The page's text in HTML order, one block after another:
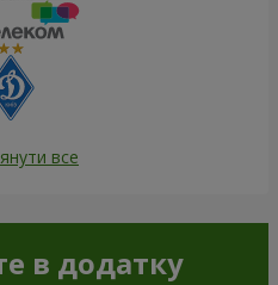
все
в додатку